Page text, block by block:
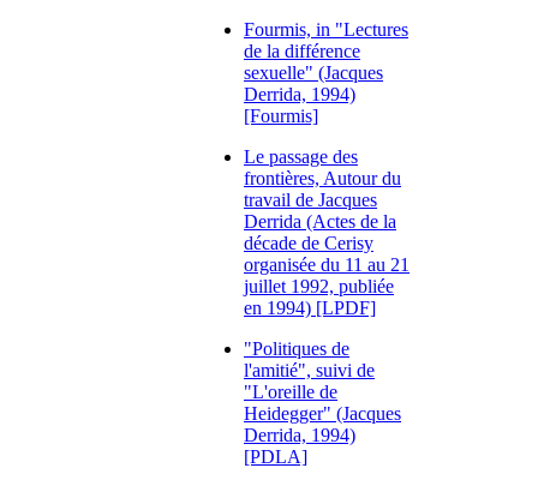
Fourmis, in "Lectures
de la différence
sexuelle" (Jacques
Derrida, 1994)
[Fourmis]
Le passage des
frontières, Autour du
travail de Jacques
Derrida (Actes de la
décade de Cerisy
organisée du 11 au 21
juillet 1992, publiée
en 1994) [LPDF]
"Politiques de
l'amitié", suivi de
"L'oreille de
Heidegger" (Jacques
Derrida, 1994)
[PDLA]